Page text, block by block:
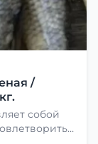
/
собой